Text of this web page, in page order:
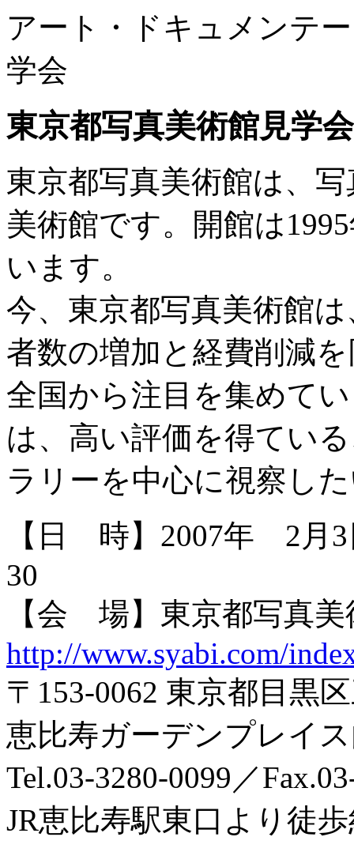
アート・ドキュメンテ
学会
東京都写真美術館見学会
東京都写真美術館は、
美術館です。開館は
います。
今、東京都写真美術館
者数の増加と経費削減
全国から注目を集めて
は、高い評価を得てい
ラリーを中心に視察し
【日 時】2007年 2月
30
【会 場】東京都写真美
http://www.syabi.com/
〒153-0062 東京都目黒
恵比寿ガーデンプレイ
Tel.03-3280-0099／
JR恵比寿駅東口より徒